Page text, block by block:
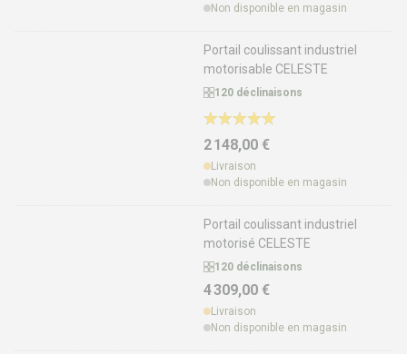
Non disponible en magasin
Portail coulissant industriel
motorisable CELESTE
120 déclinaisons
2 148,00 €
Livraison
Non disponible en magasin
Portail coulissant industriel
motorisé CELESTE
120 déclinaisons
4 309,00 €
Livraison
Non disponible en magasin